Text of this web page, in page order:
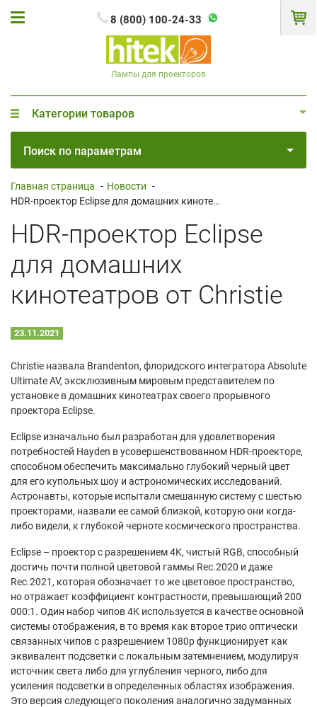
8 (800) 100-24-33
Лампы для проекторов
Категории товаров
Поиск по параметрам
Главная страница - Новости -
HDR-проектор Eclipse для домашних кинотеатров от Christie
HDR-проектор Eclipse
для домашних
кинотеатров от Christie
23.11.2021
Christie назвала Brandenton, флоридского интегратора Absolute
Ultimate AV, эксклюзивным мировым представителем по
установке в домашних кинотеатрах своего прорывного
проектора Eclipse.
Eclipse изначально был разработан для удовлетворения
потребностей Hayden в усовершенствованном HDR-проекторе,
способном обеспечить максимально глубокий черный цвет
для его купольных шоу и астрономических исследований.
Астронавты, которые испытали смешанную систему с шестью
проекторами, назвали ее самой близкой, которую они когда-
либо видели, к глубокой черноте космического пространства.
Eclipse – проектор с разрешением 4K, чистый RGB, способный
достичь почти полной цветовой гаммы Rec.2020 и даже
Rec.2021, которая обозначает то же цветовое пространство,
но отражает коэффициент контрастности, превышающий 200
000:1. Один набор чипов 4K используется в качестве основной
системы отображения, в то время как второе трио оптически
связанных чипов с разрешением 1080p функционирует как
эквивалент подсветки с локальным затемнением, модулируя
источник света либо для углубления черного, либо для
усиления подсветки в определенных областях изображения.
Это версия следующего поколения аналогично задуманных